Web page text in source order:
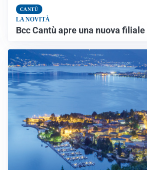
CANTÙ
LA NOVITÀ
Bcc Cantù apre una nuova